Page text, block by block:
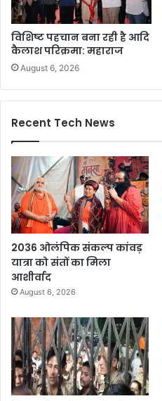
विशिष्ट पहचान बना रही है आदि
कैलाश परिक्रमा: महाराज
August 6, 2026
Recent Tech News
2036 ओलंपिक संकल्प कांवड़
यात्रा को संतों का मिला
आशीर्वाद
August 6, 2026